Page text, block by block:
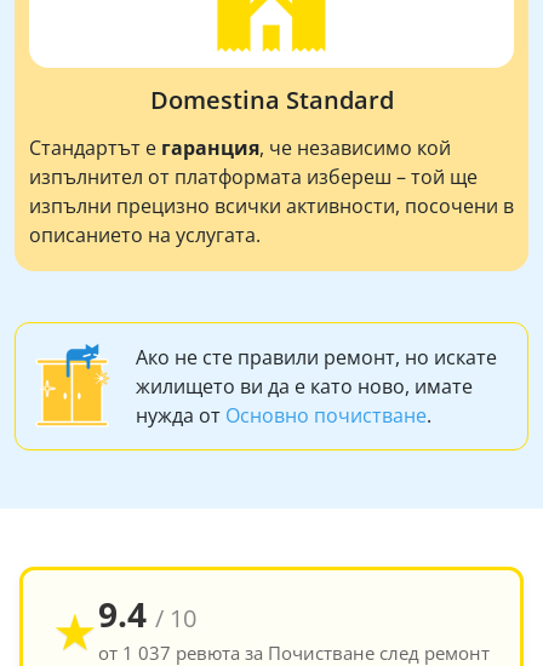
Domestina Standard
Стандартът е гаранция, че независимо кой
изпълнител от платформата избереш – той ще
изпълни прецизно всички активности, посочени в
описанието на услугата.
Ако не сте правили ремонт, но искате
жилището ви да е като ново, имате
нужда от Основно почистване.
★9.4 / 10
от 1 037 ревюта за Почистване след ремонт